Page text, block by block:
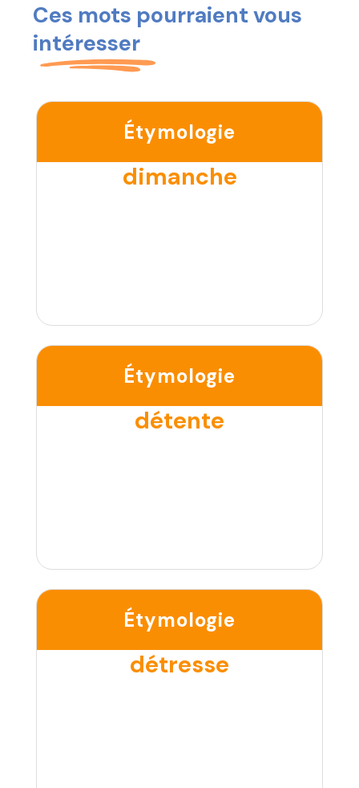
Ces mots pourraient vous
intéresser
Étymologie
dimanche
Étymologie
détente
Étymologie
détresse